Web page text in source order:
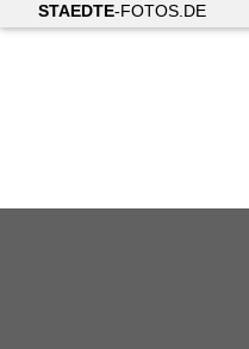
STAEDTE-FOTOS.DE